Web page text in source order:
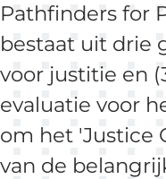
Pathfinders for
bestaat uit drie
voor justitie en
evaluatie voor
om het 'Justice
van de